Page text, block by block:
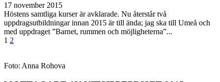
17 november 2015
Höstens samtliga kurser är avklarade. Nu återstår två
uppdragsutbildningar innan 2015 är till ända; jag ska till Umeå och
med uppdraget ”Barnet, rummen och möjligheterna”...
Inläggsnavigering
1 2
Foto: Anna Rohova